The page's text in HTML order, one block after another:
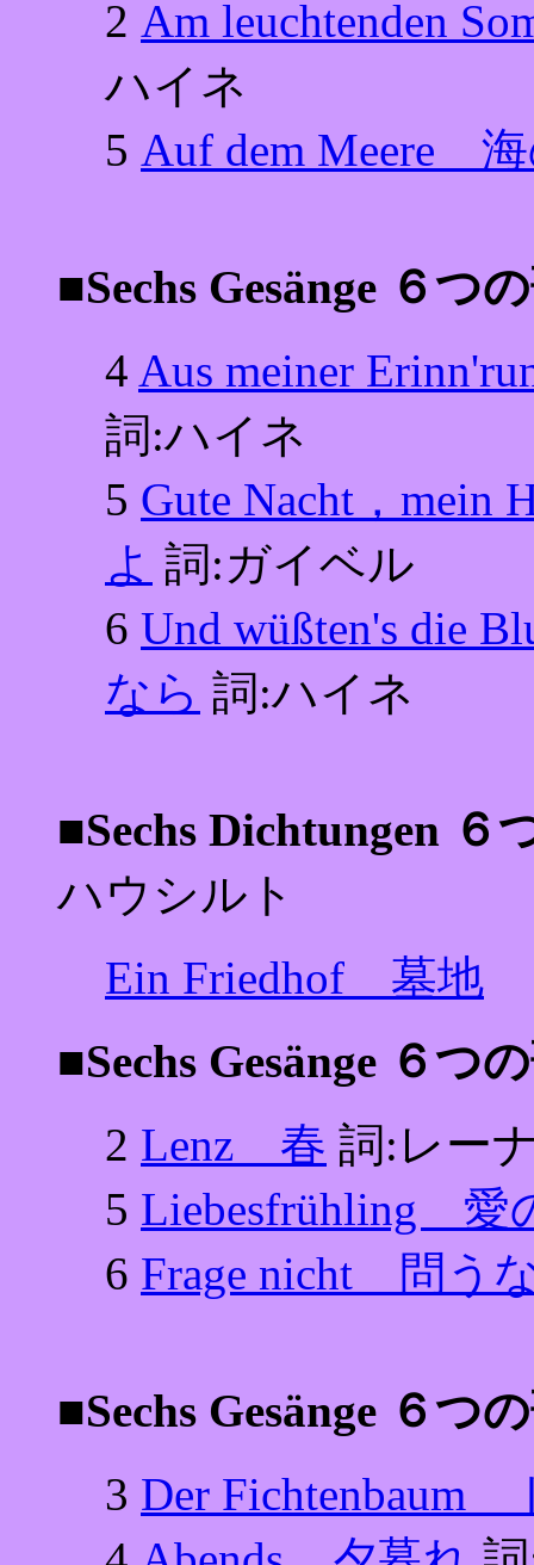
2 Am leuchtenden
ハイネ
5 Auf dem Meere
■Sechs Gesänge ６つ
4 Aus meiner
詞:ハイネ
5 Gute Nacht，
よ 詞:ガイベル
6 Und wüßten's die
なら 詞:ハイネ
■Sechs Dichtungen
ハウシルト
Ein Friedhof 墓地
■Sechs Gesänge ６つ
2 Lenz 春 詞:レー
5 Liebesfrühling 愛
6 Frage nicht 問う
■Sechs Gesänge ６
3 Der Fichtenbaum